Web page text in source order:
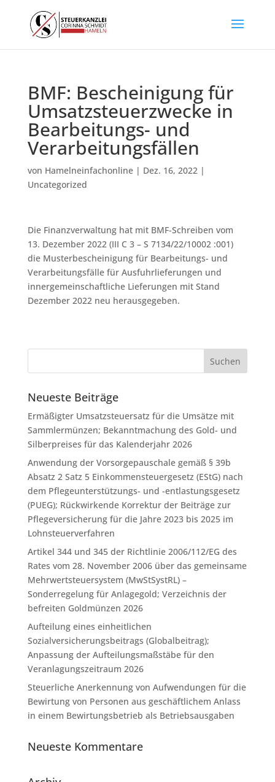
BMF: Bescheinigung für
Umsatzsteuerzwecke in
Bearbeitungs- und
Verarbeitungsfällen
von Hamelneinfachonline| Dez. 16, 2022|
Uncategorized
Die Finanzverwaltung hat mit BMF-Schreiben vom
13. Dezember 2022 (III C 3 – S 7134/22/10002 :001)
die Musterbescheinigung für Bearbeitungs- und
Verarbeitungsfälle für Ausfuhrlieferungen und
innergemeinschaftliche Lieferungen mit Stand
Dezember 2022 neu herausgegeben.
Neueste Beiträge
Ermäßigter Umsatzsteuersatz für die Umsätze mit
Sammlermünzen; Bekanntmachung des Gold- und
Silberpreises für das Kalenderjahr 2026
Anwendung der Vorsorgepauschale gemäß § 39b
Absatz 2 Satz 5 Einkommensteuergesetz (EStG) nach
dem Pflegeunterstützungs- und -entlastungsgesetz
(PUEG); Rückwirkende Korrektur der Beiträge zur
Pflegeversicherung für die Jahre 2023 bis 2025 im
Lohnsteuerverfahren
Artikel 344 und 345 der Richtlinie 2006/112/EG des
Rates vom 28. November 2006 über das gemeinsame
Mehrwertsteuersystem (MwStSystRL) –
Sonderregelung für Anlagegold; Verzeichnis der
befreiten Goldmünzen 2026
Aufteilung eines einheitlichen
Sozialversicherungsbeitrags (Globalbeitrag);
Anpassung der Aufteilungsmaßstäbe für den
Veranlagungszeitraum 2026
Steuerliche Anerkennung von Aufwendungen für die
Bewirtung von Personen aus geschäftlichem Anlass
in einem Bewirtungsbetrieb als Betriebsausgaben
Neueste Kommentare